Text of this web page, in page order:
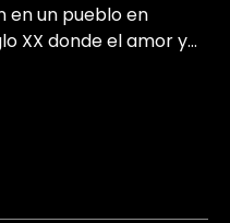
en un pueblo en
XX donde el amor y
en medio de